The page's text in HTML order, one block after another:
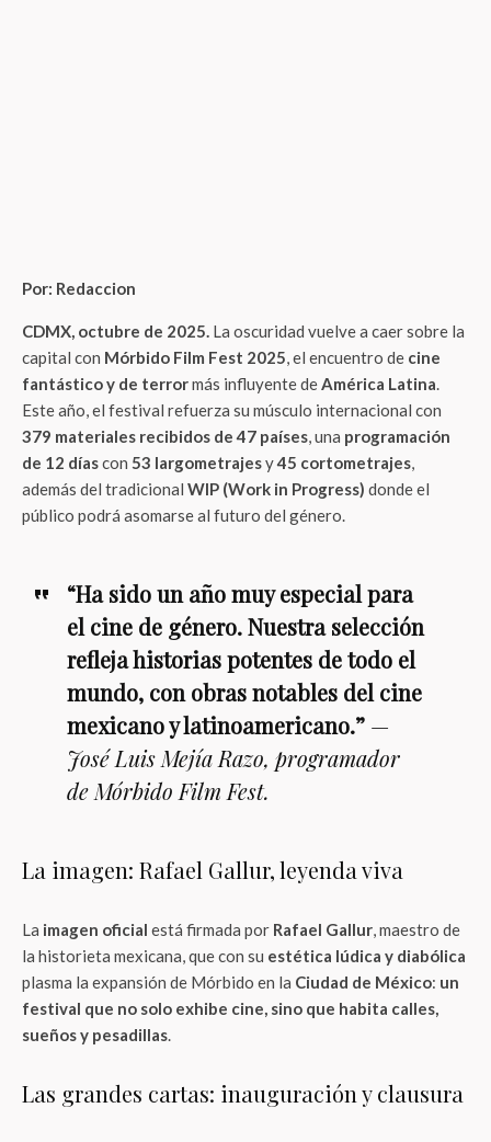
Por: Redaccion
CDMX, octubre de 2025. La oscuridad vuelve a caer sobre la
capital con Mórbido Film Fest 2025, el encuentro de cine
fantástico y de terrormás influyente deAmérica Latina.
Este año, el festival refuerza su músculo internacional con
379 materiales recibidos de 47 países, una programación
de 12 díascon 53 largometrajesy45 cortometrajes,
además del tradicional WIP (Work in Progress) donde el
público podrá asomarse al futuro del género.
“Ha sido un año muy especial para
el cine de género. Nuestra selección
refleja historias potentes de todo el
mundo, con obras notables del cine
mexicano y latinoamericano.”—
José Luis Mejía Razo, programador
de Mórbido Film Fest.
La imagen: Rafael Gallur, leyenda viva
La imagen oficial está firmada por Rafael Gallur, maestro de
la historieta mexicana, que con su estética lúdica y diabólica
plasma la expansión de Mórbido en la Ciudad de México: un
festival que no solo exhibe cine, sino que habita calles,
sueños y pesadillas.
Las grandes cartas: inauguración y clausura